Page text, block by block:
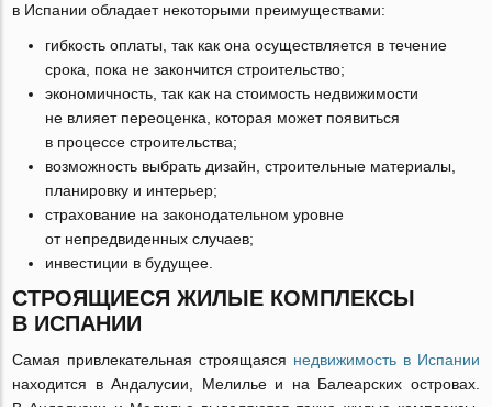
в Испании обладает некоторыми преимуществами:
гибкость оплаты, так как она осуществляется в течение
срока, пока не закончится строительство;
экономичность, так как на стоимость недвижимости
не влияет переоценка, которая может появиться
в процессе строительства;
возможность выбрать дизайн, строительные материалы,
планировку и интерьер;
страхование на законодательном уровне
от непредвиденных случаев;
инвестиции в будущее.
СТРОЯЩИЕСЯ ЖИЛЫЕ КОМПЛЕКСЫ
В ИСПАНИИ
Самая привлекательная строящаяся недвижимость в Испании
находится в Андалусии, Мелилье и на Балеарских островах.